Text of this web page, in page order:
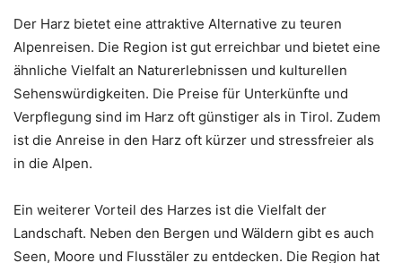
Der Harz bietet eine attraktive Alternative zu teuren
Alpenreisen. Die Region ist gut erreichbar und bietet eine
ähnliche Vielfalt an Naturerlebnissen und kulturellen
Sehenswürdigkeiten. Die Preise für Unterkünfte und
Verpflegung sind im Harz oft günstiger als in Tirol. Zudem
ist die Anreise in den Harz oft kürzer und stressfreier als
in die Alpen.
Ein weiterer Vorteil des Harzes ist die Vielfalt der
Landschaft. Neben den Bergen und Wäldern gibt es auch
Seen, Moore und Flusstäler zu entdecken. Die Region hat